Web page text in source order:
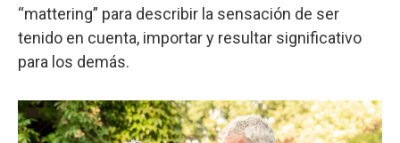
“mattering” para describir la sensación de ser
tenido en cuenta, importar y resultar significativo
para los demás.